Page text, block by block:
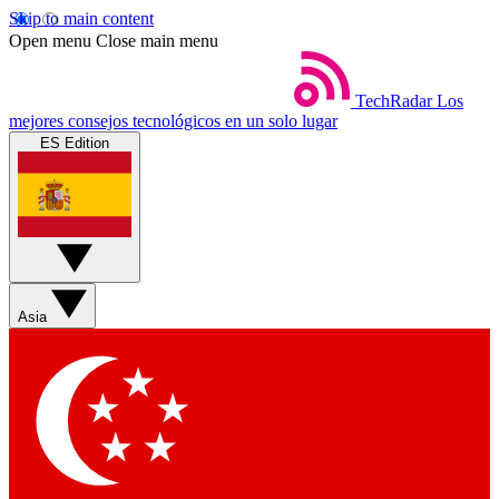
Skip to main content
Open menu Close main menu
TechRadar Los
mejores consejos tecnológicos en un solo lugar
ES Edition
Asia